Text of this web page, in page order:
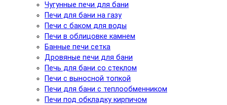
Чугунные печи для бани
Печи для бани на газу
Печи с баком для воды
Печи в облицовке камнем
Банные печи сетка
Дровяные печи для бани
Печь для бани со стеклом
Печи с выносной топкой
Печи для бани с теплообменником
Печи под обкладку кирпичом